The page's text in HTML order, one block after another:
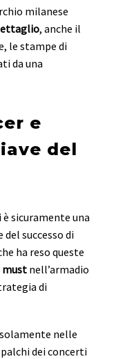
milanese
, anche il
le stampe di
da una
e
del
sicuramente una
successo di
ha reso queste
must nell’armadio
di
nelle
dei concerti